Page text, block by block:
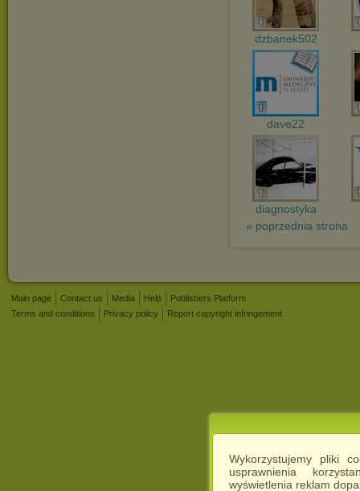
Wykorzystujemy pliki
usprawnienia
wyświetlenia reklam
dzbanek502
dave22
diagnostyka
« poprzednia strona
Main page Contact us Media Help
Publishers Platform
Terms and conditions
Privacy policy Report copyright infringement